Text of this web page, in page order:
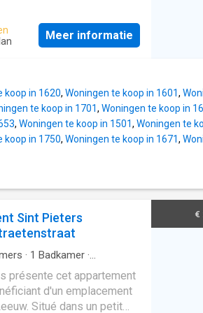
de 13,5m² (bain, douche,
et WC) + débarras/
13,5m². Sous-sol: Deux
Divers
Au rez-de-chaussée, cette
d'entrée spacieux, d'un
d'une première chambre.
maison dispose d'un très
accès à pas moins de 4
(20 m², 14 m², 8,5 m² et
également une
avec douche et double
cave. À l'arrière, cette
avec un atelier.
sont également
Meer informatie
koop in 1620, Woningen te koop in 1601,
te koop in 1701, Woningen te koop in
, Woningen te koop in 1501, Woningen te
koop in 1750, Woningen te koop in 1671,
Sint Pieters
· 1 Badkamer ·
présente cet appartement
d'un emplacement
Situé dans un petit
€